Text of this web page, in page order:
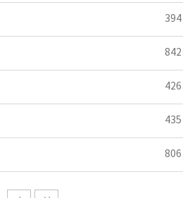
394
842
426
435
806